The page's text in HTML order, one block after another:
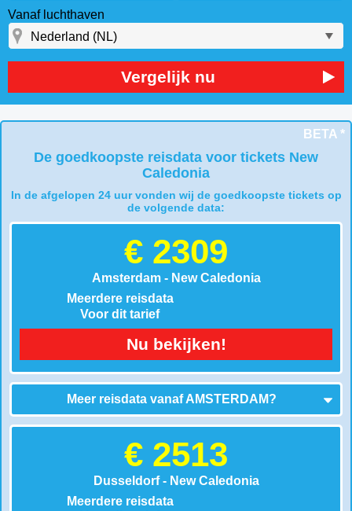
Vanaf luchthaven
Vergelijk nu
BETA *
De goedkoopste reisdata voor tickets New
Caledonia
In de afgelopen 24 uur vonden wij de goedkoopste tickets op
de volgende data:
€ 2309
Amsterdam - New Caledonia
Meerdere reisdata
Voor dit tarief
Nu bekijken!
Meer reisdata vanafAMSTERDAM?
€ 2513
Dusseldorf - New Caledonia
Meerdere reisdata